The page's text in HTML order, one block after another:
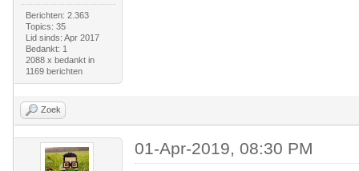
Berichten: 2.363
Topics: 35
Lid sinds: Apr 2017
Bedankt: 1
2088 x bedankt in
1169 berichten
Zoek
01-Apr-2019, 08:30 PM